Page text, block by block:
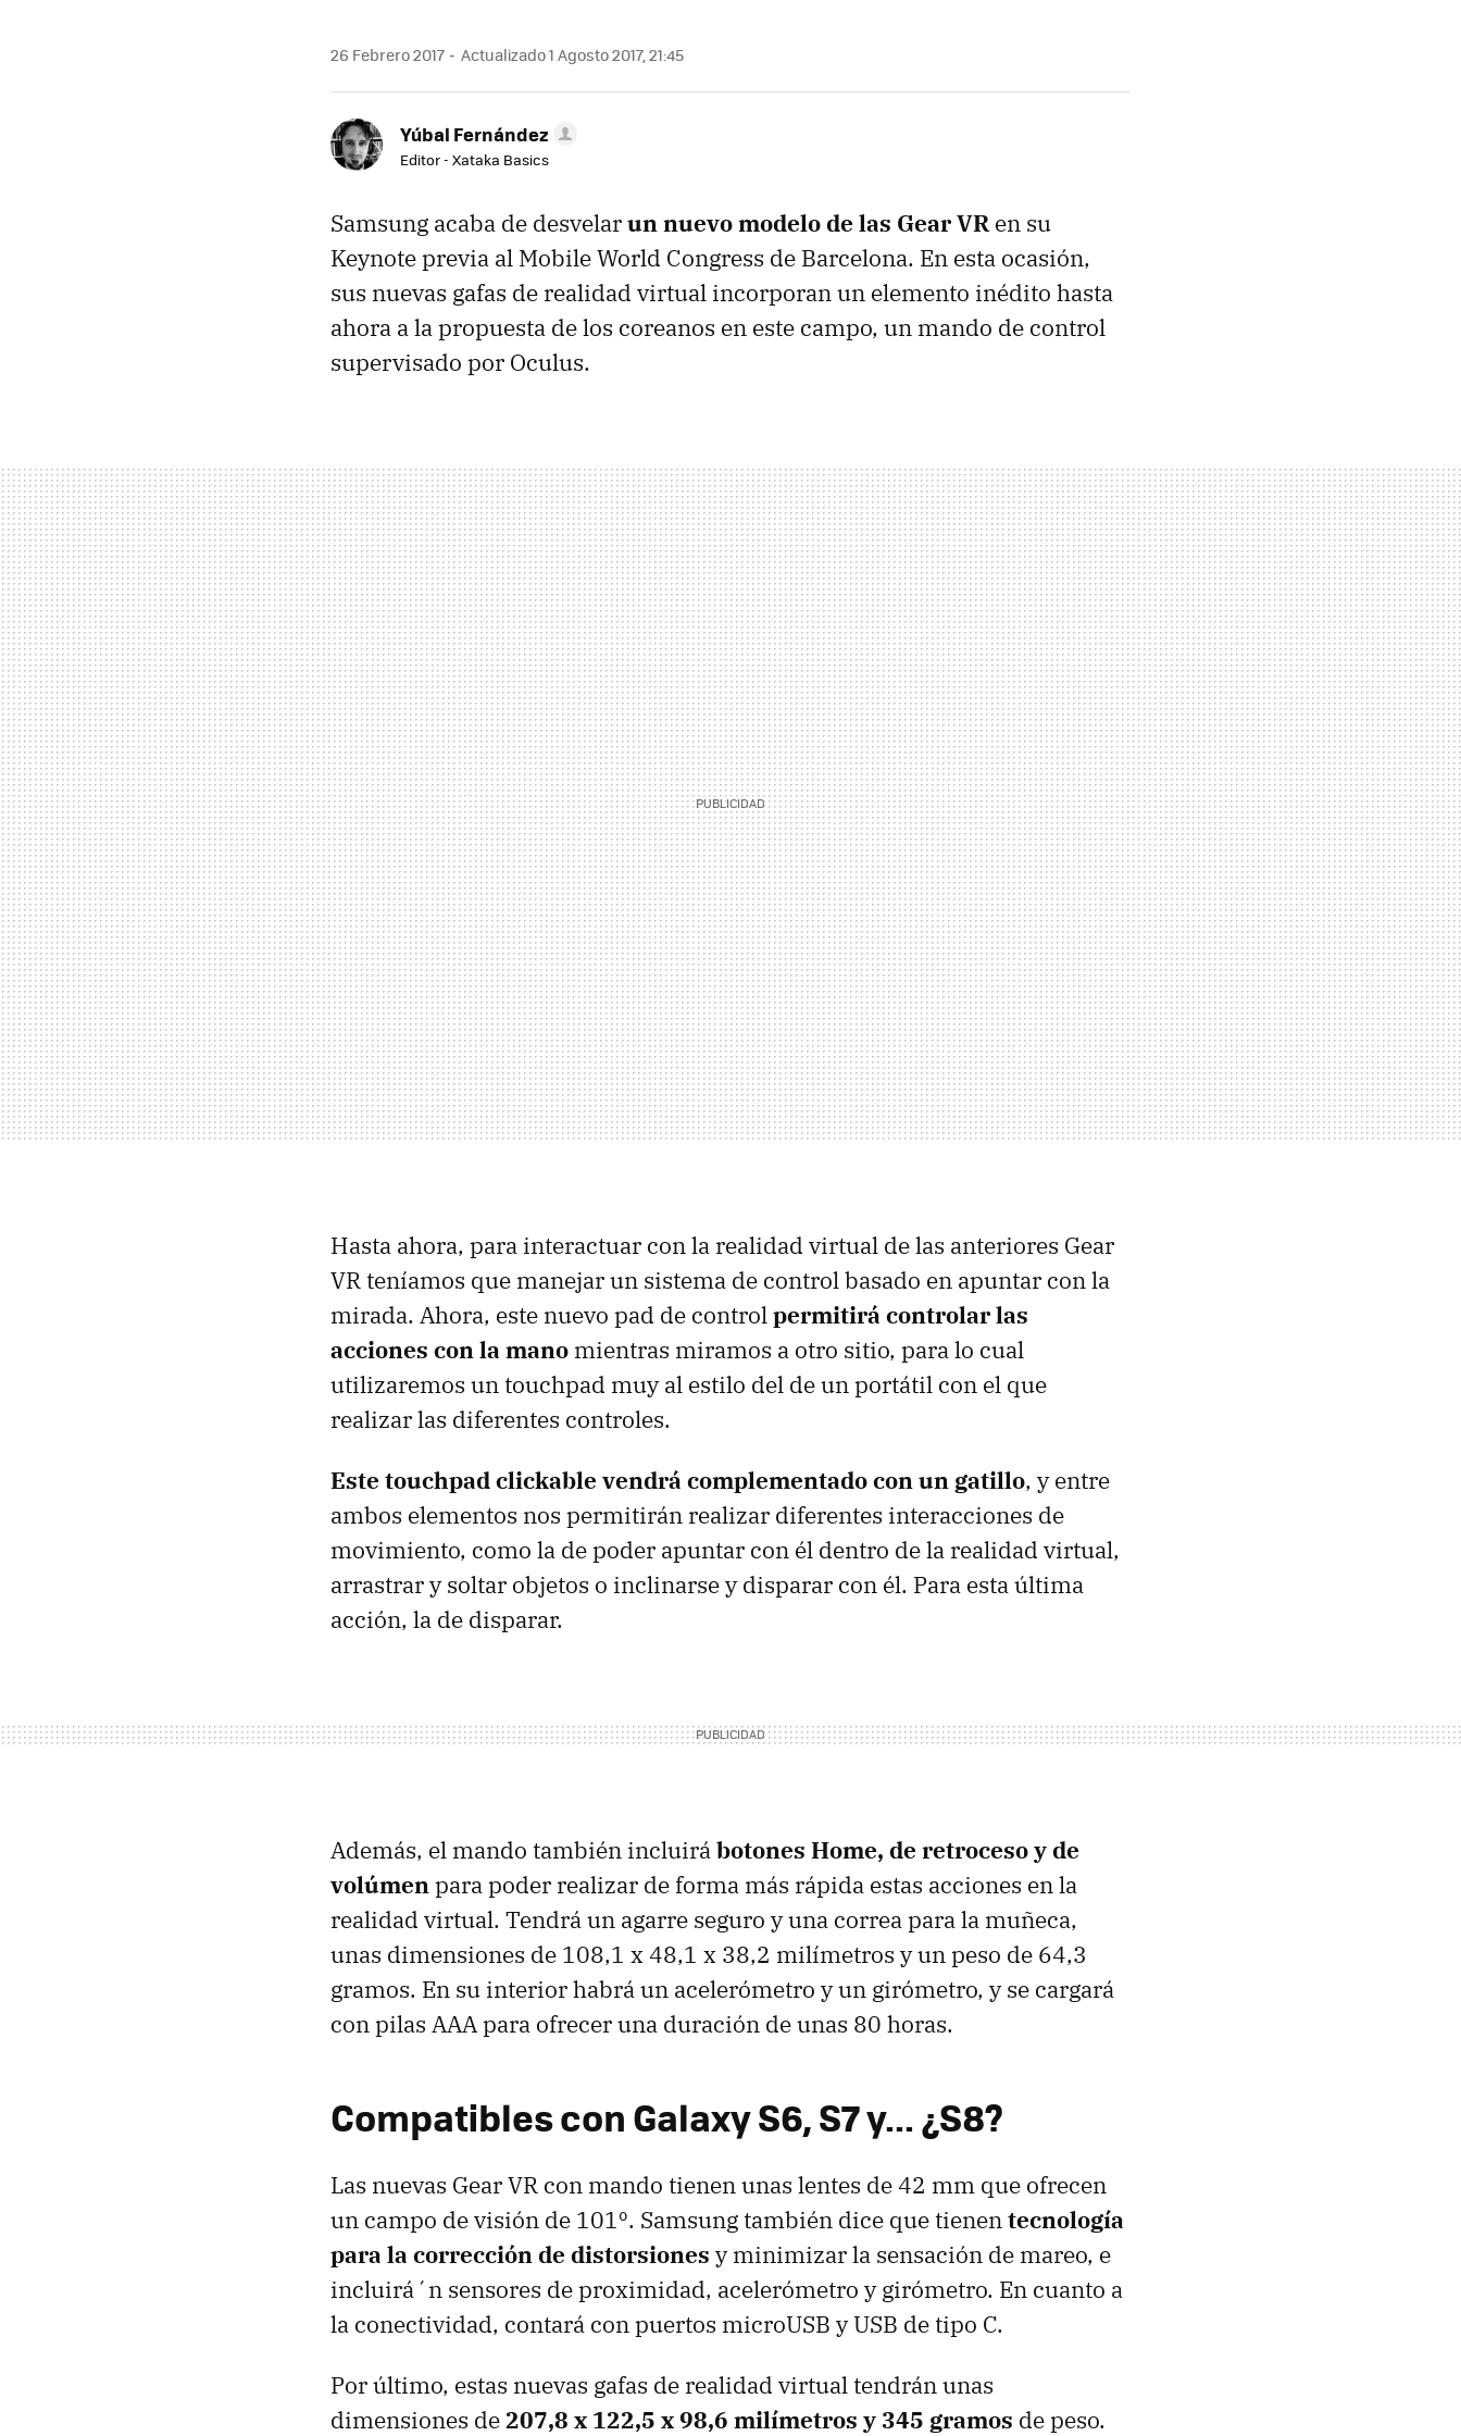
26 Febrero 2017 Actualizado 1 Agosto 2017, 21:45
Yúbal Fernández
Editor - Xataka Basics
Samsung acaba de desvelarun nuevo modelo de las Gear VRen su
Keynote previa al Mobile World Congress de Barcelona. En esta ocasión,
sus nuevas gafas de realidad virtual incorporan un elemento inédito hasta
ahora a la propuesta de los coreanos en este campo, un mando de control
supervisado por Oculus.
Hasta ahora, para interactuar con la realidad virtual de las anteriores Gear
VR teníamos que manejar un sistema de control basado en apuntar con la
mirada. Ahora, este nuevo pad de controlpermitirá controlar las
acciones con la mano mientras miramos a otro sitio, para lo cual
utilizaremos un touchpad muy al estilo del de un portátil con el que
realizar las diferentes controles.
Este touchpad clickable vendrá complementado con un gatillo, y entre
ambos elementos nos permitirán realizar diferentes interacciones de
movimiento, como la de poder apuntar con él dentro de la realidad virtual,
arrastrar y soltar objetos o inclinarse y disparar con él. Para esta última
acción, la de disparar.
Además, el mando también incluirábotones Home, de retroceso y de
volúmenpara poder realizar de forma más rápida estas acciones en la
realidad virtual. Tendrá un agarre seguro y una correa para la muñeca,
unas dimensiones de 108,1 x 48,1 x 38,2 milímetros y un peso de 64,3
gramos. En su interior habrá un acelerómetro y un girómetro, y se cargará
con pilas AAA para ofrecer una duración de unas 80 horas.
Compatibles con Galaxy S6, S7 y... ¿S8?
Las nuevas Gear VR con mando tienen unas lentes de 42 mm que ofrecen
un campo de visión de 101º. Samsung también dice que tienentecnología
para la corrección de distorsiones y minimizar la sensación de mareo, e
incluirá´n sensores de proximidad, acelerómetro y girómetro. En cuanto a
la conectividad, contará con puertos microUSB y USB de tipo C.
Por último, estas nuevas gafas de realidad virtual tendrán unas
dimensiones de207,8 x 122,5 x 98,6 milímetros y 345 gramos de peso.